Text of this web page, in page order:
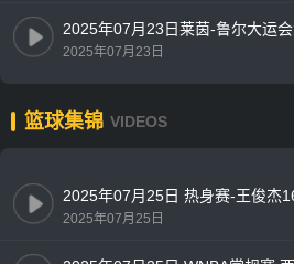
2025年07月23日
篮球集锦 VIDEOS
2025年07月25日